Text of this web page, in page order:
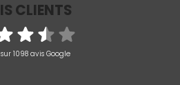
CLIENTS
1098 avis Google